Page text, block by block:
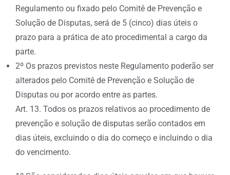
Regulamento ou fixado pelo Comitê de Prevenção e
Solução de Disputas, será de 5 (cinco) dias úteis o
prazo para a prática de ato procedimental a cargo da
parte.
2º Os prazos previstos neste Regulamento poderão ser
alterados pelo Comitê de Prevenção e Solução de
Disputas ou por acordo entre as partes.
Art. 13. Todos os prazos relativos ao procedimento de
prevenção e solução de disputas serão contados em
dias úteis, excluindo o dia do começo e incluindo o dia
do vencimento.